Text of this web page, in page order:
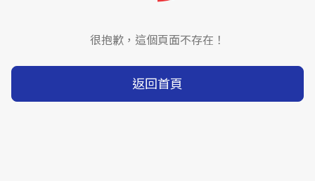
很抱歉，這個頁面不存在！
返回首頁